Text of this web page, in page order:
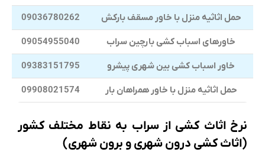
حمل اثاثیه منزل با خاور مسقف بارکش 09036780262
خاورهای اسباب کشی بارچین سراب 09054955040
خاور اسباب کشی بین شهری پیشرو 09383151795
حمل اثاثیه منزل با خاور همراهان بار 09908021574
نرخ اثاث کشی از سراب به نقاط مختلف کشور
(اثاث کشی درون شهری و برون شهری)